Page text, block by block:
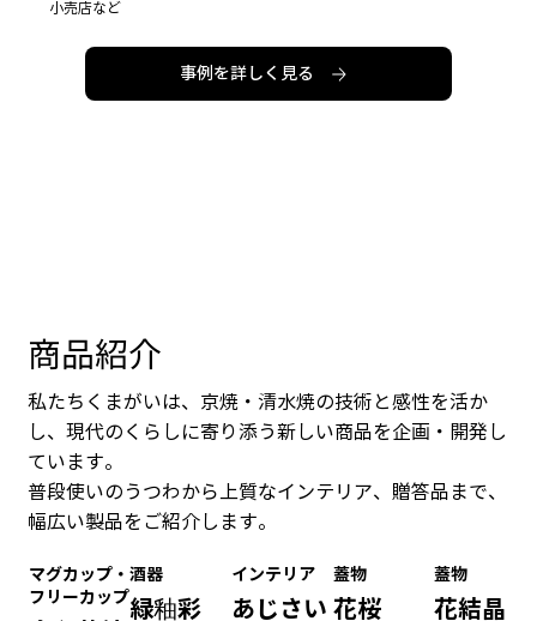
小売店など
事例を詳しく見る
商品紹介
私たちくまがいは、京焼・清水焼の技術と感性を活か
し、現代のくらしに寄り添う新しい商品を企画・開発し
ています。
普段使いのうつわから上質なインテリア、贈答品まで、
幅広い製品をご紹介します。
マグカップ・
フリーカップ
酒器
緑釉彩
インテリア
あじさい
蓋物
花桜
蓋物
花結晶